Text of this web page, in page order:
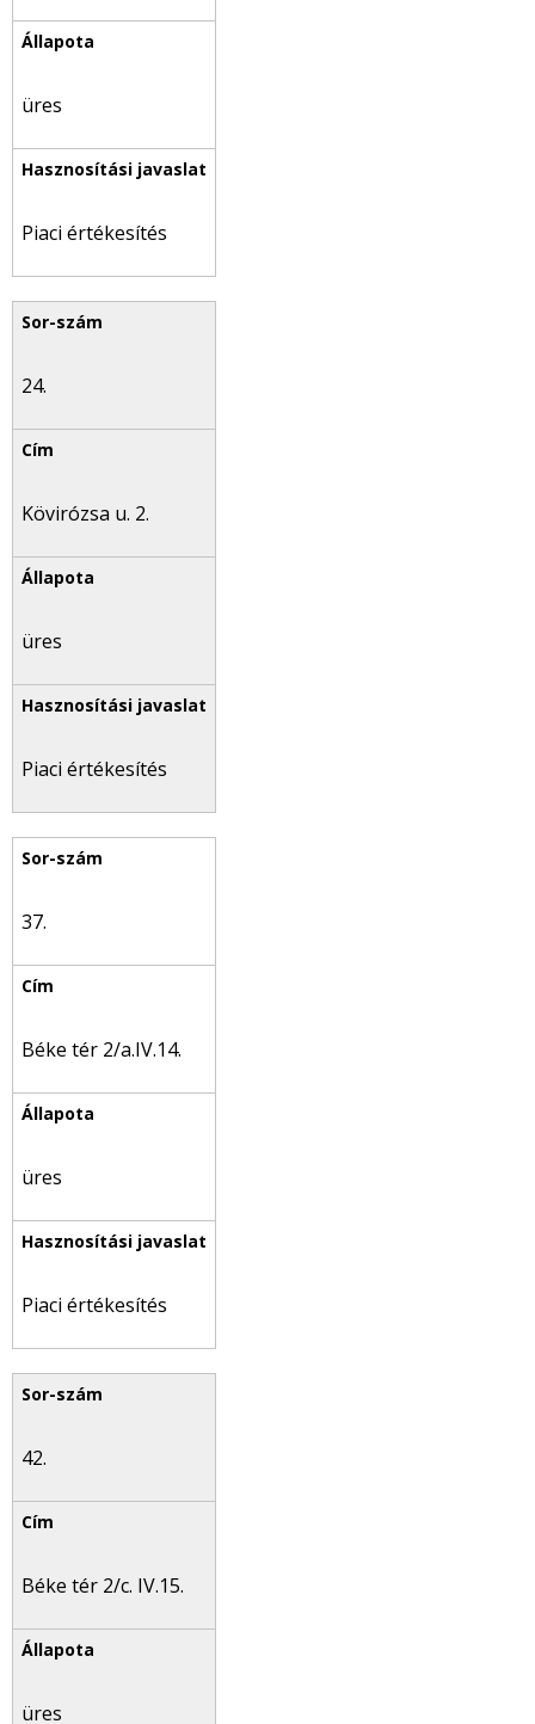
üres
Piaci értékesítés
24.
Kövirózsa u. 2.
üres
Piaci értékesítés
37.
Béke tér 2/a.IV.14.
üres
Piaci értékesítés
42.
Béke tér 2/c. IV.15.
üres